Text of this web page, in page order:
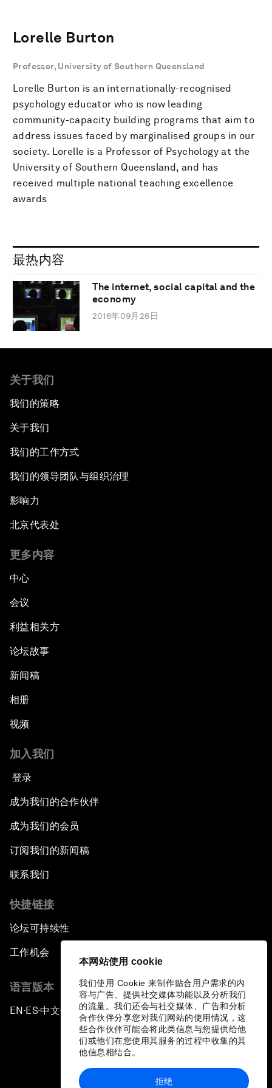
本网站使用 cookie
我们使用 Cookie 来制作贴合用户需求的内
容与广告、提供社交媒体功能以及分析我们
的流量。我们还会与社交媒体、广告和分析
合作伙伴分享您对我们网站的使用情况，这
些合作伙伴可能会将此类信息与您提供给他
们或他们在您使用其服务的过程中收集的其
他信息相结合。
拒绝
Lorelle Burton
Professor, University of Southern Queensland
Lorelle Burton is an internationally-recognised
psychology educator who is now leading
community-capacity building programs that aim to
address issues faced by marginalised groups in our
society. Lorelle is a Professor of Psychology at the
University of Southern Queensland, and has
received multiple national teaching excellence
awards
最热内容
The internet, social capital and the
economy
2016年09月26日
关于我们
我们的策略
关于我们
我们的工作方式
我们的领导团队与组织治理
影响力
北京代表处
更多内容
中心
会议
利益相关方
论坛故事
新闻稿
相册
视频
加入我们
登录
成为我们的合作伙伴
成为我们的会员
订阅我们的新闻稿
联系我们
快捷链接
论坛可持续性
工作机会
语言版本
EN ▪ES▪中文▪ 日本語